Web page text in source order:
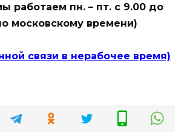
работаем пн. – пт. с 9.00 до
московскому времени)
связи в нерабочее время)